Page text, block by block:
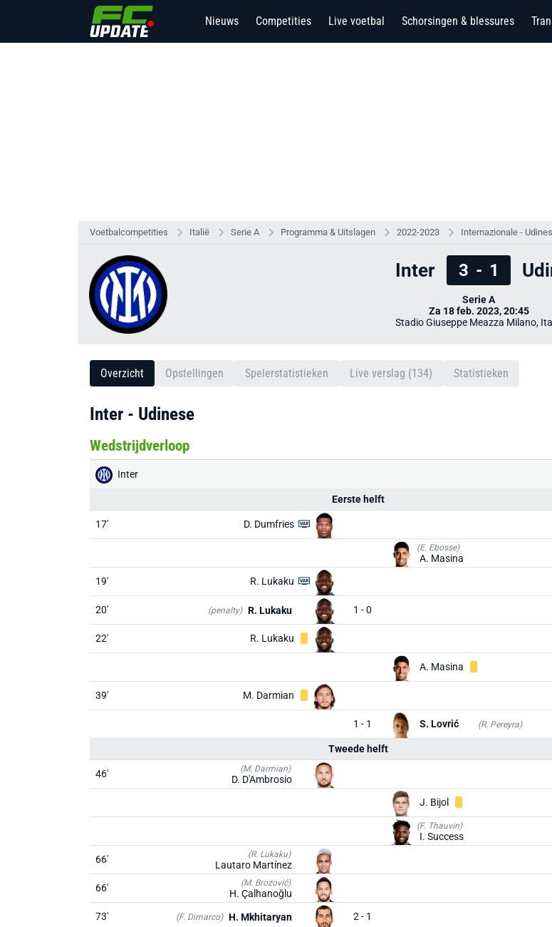
Nieuws Competities Live voetbal Schorsingen & blessures
Voetbalcompetities Italië Serie A Programma & Uitslagen 2022-2023 Internazionale -
Inter 3 - 1
Serie A
Za 18 feb. 2023, 20:45
Stadio Giuseppe Meazza Milano,
Overzicht Opstellingen Spelerstatistieken Live verslag (134) Statistieken
Inter - Udinese
Wedstrijdverloop
Inter
Eerste helft
17' D. Dumfries
(E. Ebosse)
A. Masina
19' R. Lukaku
20' (penalty) R. Lukaku 1 - 0
22' R. Lukaku
A. Masina
39' M. Darmian
1 - 1 S. Lovrić (R. Pereyra)
Tweede helft
46' (M. Darmian)
D. D'Ambrosio
J. Bijol
(F. Thauvin)
I. Success
66' (R. Lukaku)
Lautaro Martínez
66'
(M. Brozović)
H. Çalhanoğlu
73'
(F. Dimarco) H. Mkhitaryan 2 - 1